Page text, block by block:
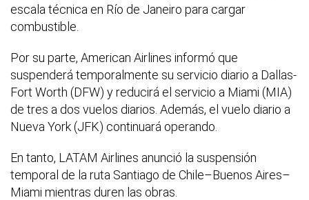
escala técnica en Río de Janeiro para cargar
combustible.
Por su parte, American Airlines informó que
suspenderá temporalmente su servicio diario a Dallas-
Fort Worth (DFW) y reducirá el servicio a Miami (MIA)
de tres a dos vuelos diarios. Además, el vuelo diario a
Nueva York (JFK) continuará operando.
En tanto, LATAM Airlines anunció la suspensión
temporal de la ruta Santiago de Chile–Buenos Aires–
Miami mientras duren las obras.